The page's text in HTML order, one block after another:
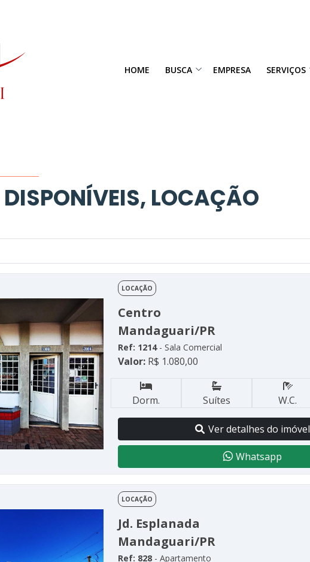
HOME BUSCA EMPRESA SERVIÇOS
LOCAÇÃO
LOCAÇÃO
Centro
Mandaguari/PR
Ref: 1214- Sala Comercial
Valor:R$ 1.080,00
Dorm. Suítes W.C.
Ver detalhes do imóvel
Whatsapp
LOCAÇÃO
Jd. Esplanada
Mandaguari/PR
Ref: 828- Apartamento